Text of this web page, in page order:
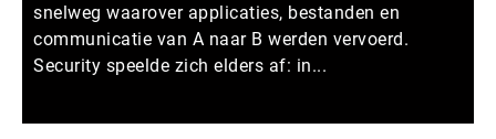
snelweg waarover applicaties, bestanden en
communicatie van A naar B werden vervoerd.
Security speelde zich elders af: in...